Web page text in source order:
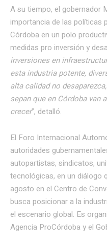
A su tiempo, el gobernador
importancia de las políticas
Córdoba en un polo
medidas pro inversión y
inversiones en
esta industria potente,
alta calidad no
sepan que en Córdoba van
crecer”, detalló.
El Foro Internacional
autoridades
autopartistas, sindicatos,
tecnológicas, en un diálogo
agosto en el Centro de
busca posicionar a la
el escenario global. Es
Agencia ProCórdoba y el